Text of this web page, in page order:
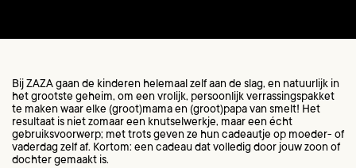
Bij ZAZA gaan de kinderen helemaal zelf aan de slag, en natuurlijk in
het grootste geheim, om een vrolijk, persoonlijk verrassingspakket
te maken waar elke (groot)mama en (groot)papa van smelt! Het
resultaat is niet zomaar een knutselwerkje, maar een écht
gebruiksvoorwerp; met trots geven ze hun cadeautje op moeder- of
vaderdag zelf af. Kortom: een cadeau dat volledig door jouw zoon of
dochter gemaakt is.